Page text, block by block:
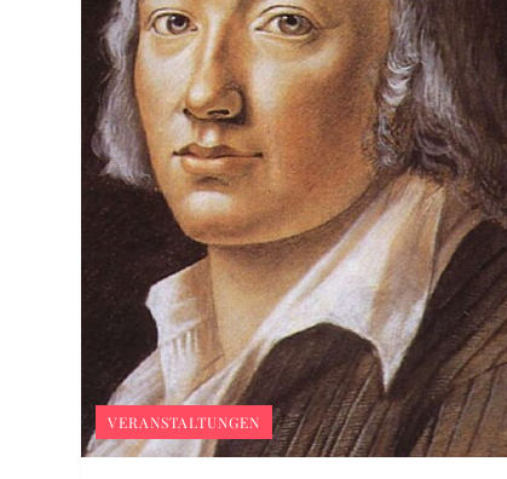
VERANSTALTUNGEN